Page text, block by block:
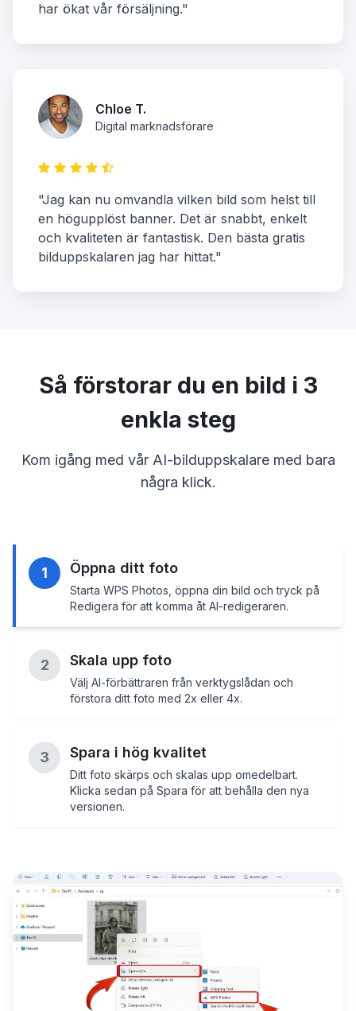
har ökat vår försäljning."
Chloe T.
Digital marknadsförare
"Jag kan nu omvandla vilken bild som helst till
en högupplöst banner. Det är snabbt, enkelt
och kvaliteten är fantastisk. Den bästa gratis
bilduppskalaren jag har hittat."
Så förstorar du en bild i 3
enkla steg
Kom igång med vår AI-bilduppskalare med bara
några klick.
1 Öppna ditt foto
Starta WPS Photos, öppna din bild och tryck på
Redigera för att komma åt AI-redigeraren.
2 Skala upp foto
Välj AI-förbättraren från verktygslådan och
förstora ditt foto med 2x eller 4x.
3 Spara i hög kvalitet
Ditt foto skärps och skalas upp omedelbart.
Klicka sedan på Spara för att behålla den nya
versionen.